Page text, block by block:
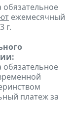
обязательное
ежемесячный
г.
обязательное
платеж за